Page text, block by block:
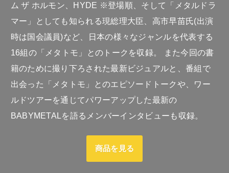
ム ザ ホルモン、HYDE ※登場順、そして「メタルドラ
マー」としても知られる現総理大臣、高市早苗氏(出演
時は国会議員)など、日本の様々なジャンルを代表する
16組の「メタトモ」とのトークを収録。 また今回の書
籍のために撮り下ろされた最新ビジュアルと、番組で
出会った「メタトモ」とのエピソードトークや、ワー
ルドツアーを通じてパワーアップした最新の
BABYMETALを語るメンバーインタビューも収録。
商品を見る